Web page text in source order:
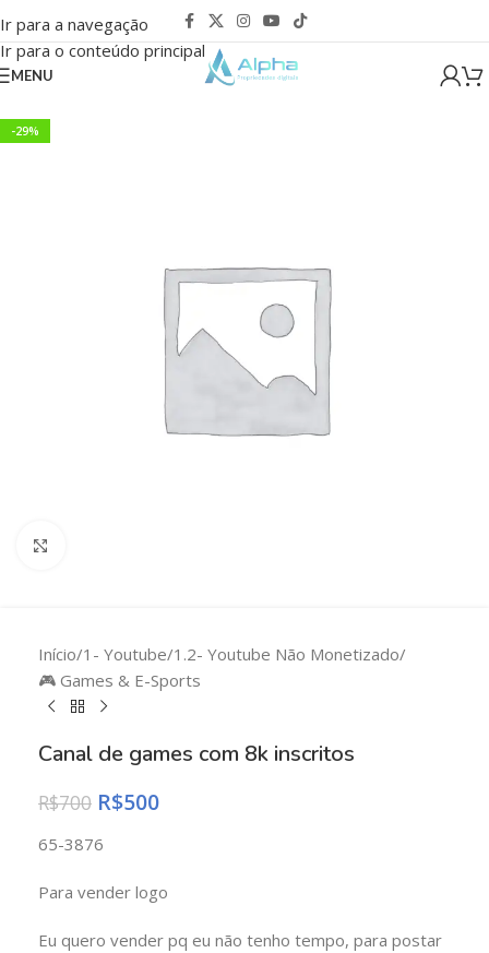
Ir para a navegação
Ir para o conteúdo principal
MENU
-29%
Início/1- Youtube/1.2- Youtube Não Monetizado/
🎮 Games & E-Sports
Canal de games com 8k inscritos
R$700 R$500
65-3876
Para vender logo
Eu quero vender pq eu não tenho tempo, para postar